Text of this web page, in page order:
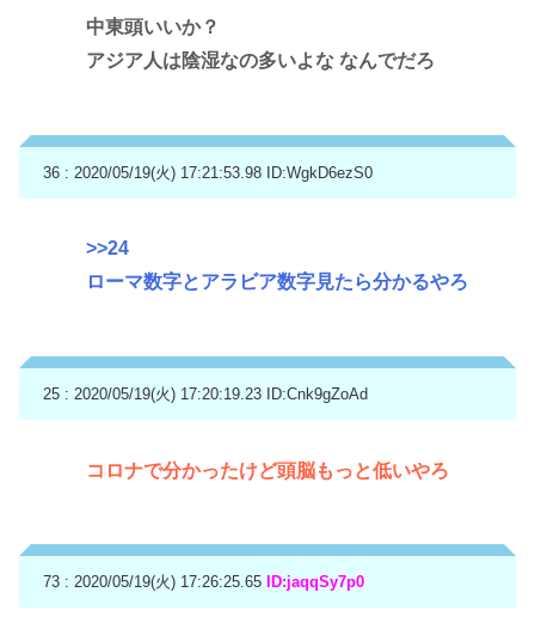
中東頭いいか？
アジア人は陰湿なの多いよな なんでだろ
36 : 2020/05/19(火) 17:21:53.98 ID:WgkD6ezS0
>>24
ローマ数字とアラビア数字見たら分かるやろ
25 : 2020/05/19(火) 17:20:19.23 ID:Cnk9gZoAd
コロナで分かったけど頭脳もっと低いやろ
73 : 2020/05/19(火) 17:26:25.65 ID:jaqqSy7p0